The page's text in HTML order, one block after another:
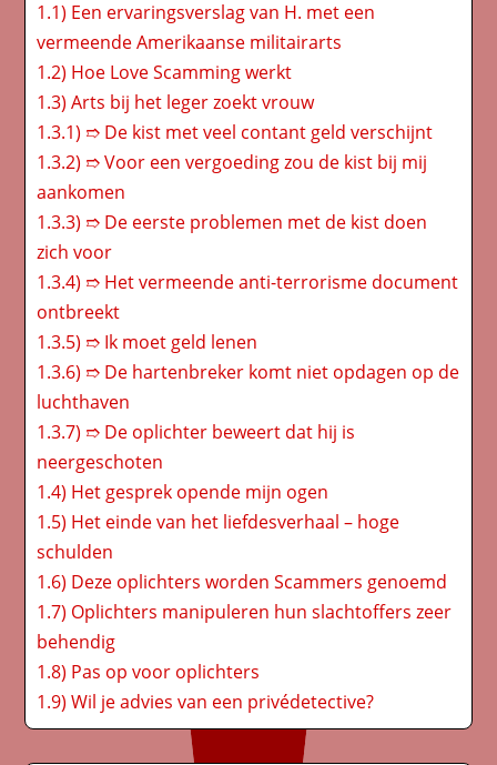
1.1) Een ervaringsverslag van H. met een
vermeende Amerikaanse militairarts
1.2) Hoe Love Scamming werkt
1.3) Arts bij het leger zoekt vrouw
1.3.1) ➱ De kist met veel contant geld verschijnt
1.3.2) ➱ Voor een vergoeding zou de kist bij mij
aankomen
1.3.3) ➱ De eerste problemen met de kist doen
zich voor
1.3.4) ➱ Het vermeende anti-terrorisme document
ontbreekt
1.3.5) ➱ Ik moet geld lenen
1.3.6) ➱ De hartenbreker komt niet opdagen op de
luchthaven
1.3.7) ➱ De oplichter beweert dat hij is
neergeschoten
1.4) Het gesprek opende mijn ogen
1.5) Het einde van het liefdesverhaal – hoge
schulden
1.6) Deze oplichters worden Scammers genoemd
1.7) Oplichters manipuleren hun slachtoffers zeer
behendig
1.8) Pas op voor oplichters
1.9) Wil je advies van een privédetective?